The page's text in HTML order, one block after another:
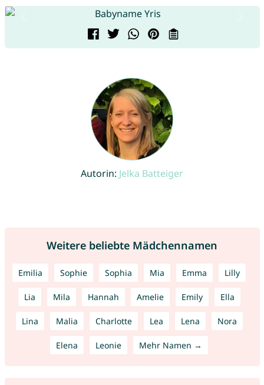
Autorin: Jelka Batteiger
Weitere beliebte Mädchennamen
Emilia Sophie Sophia Mia Emma Lilly
Lia Mila Hannah Amelie Emily Ella
Lina Malia Charlotte Lea Lena Nora
Elena Leonie Mehr Namen →